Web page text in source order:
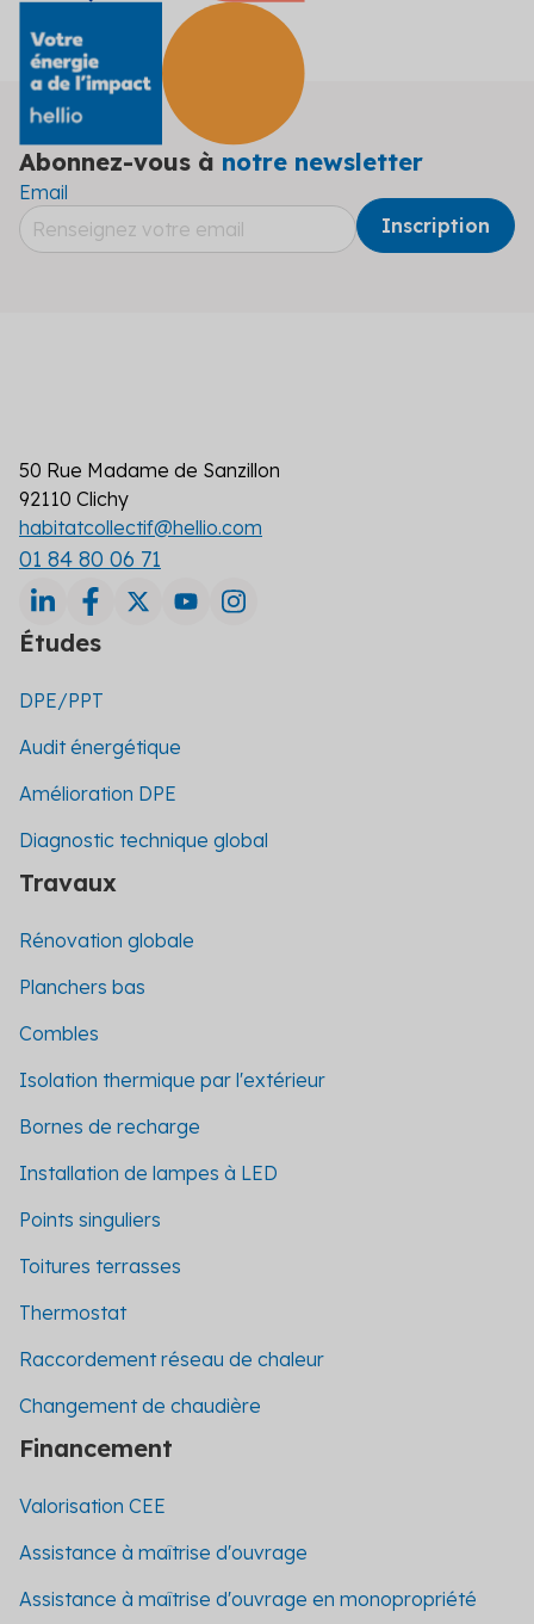
Abonnez-vous à notre newsletter
Email
50 Rue Madame de Sanzillon
92110 Clichy
habitatcollectif@hellio.com
01 84 80 06 71
Études
DPE/PPT
Audit énergétique
Amélioration DPE
Diagnostic technique global
Travaux
Rénovation globale
Planchers bas
Combles
Isolation thermique par l'extérieur
Bornes de recharge
Installation de lampes à LED
Points singuliers
Toitures terrasses
Thermostat
Raccordement réseau de chaleur
Changement de chaudière
Financement
Valorisation CEE
Assistance à maîtrise d'ouvrage
Assistance à maîtrise d'ouvrage en monopropriété